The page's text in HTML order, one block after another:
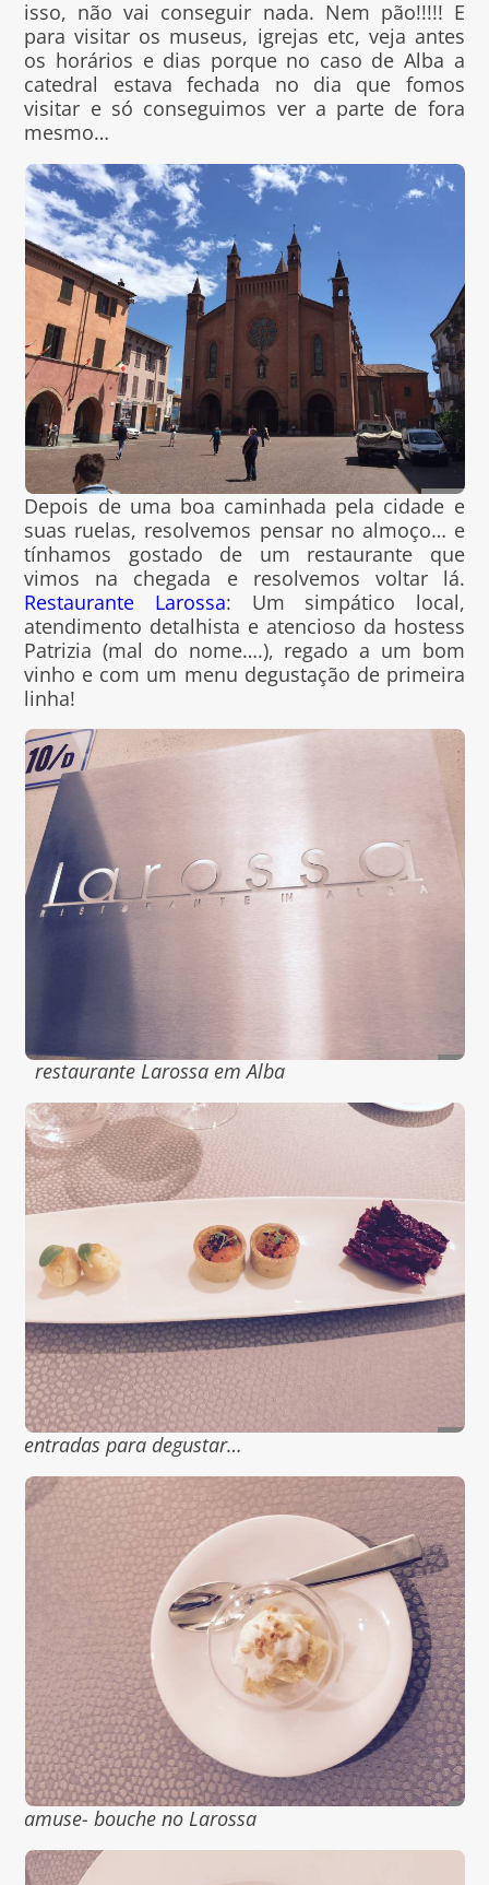
isso, não vai conseguir nada. Nem pão!!!!! E
para visitar os museus, igrejas etc, veja antes
os horários e dias porque no caso de Alba a
catedral estava fechada no dia que fomos
visitar e só conseguimos ver a parte de fora
mesmo…
Depois de uma boa caminhada pela cidade e
suas ruelas, resolvemos pensar no almoço… e
tínhamos gostado de um restaurante que
vimos na chegada e resolvemos voltar lá.
Restaurante Larossa: Um simpático local,
atendimento detalhista e atencioso da hostess
Patrizia (mal do nome….), regado a um bom
vinho e com um menu degustação de primeira
linha!
restaurante Larossa em Alba
entradas para degustar…
amuse- bouche no Larossa